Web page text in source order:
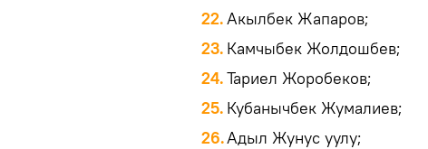
Акылбек Жапаров;
Камчыбек Жолдошбев;
Тариел Жоробеков;
Кубанычбек Жумалиев;
Адыл Жунус уулу;